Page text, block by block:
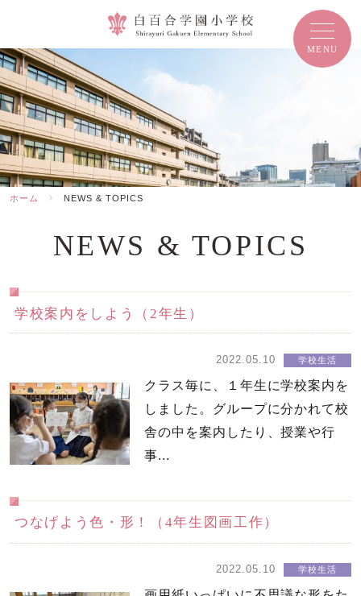
NEWS & TOPICS
ホーム NEWS & TOPICS
学校案内をしよう（2年生）
2022.05.10 学校生活
クラス毎に、１年生に学校案内を
しました。グループに分かれて校
舎の中を案内したり、授業や行
事...
つなげよう色・形！（4年生図画工作）
2022.05.10 学校生活